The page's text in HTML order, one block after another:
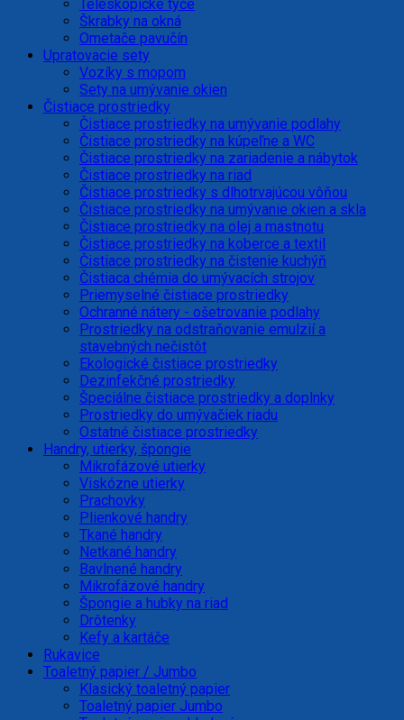
Teleskopické tyče
Škrabky na okná
Ometače pavučín
Upratovacie sety
Vozíky s mopom
Sety na umývanie okien
Čistiace prostriedky
Čistiace prostriedky na umývanie podlahy
Čistiace prostriedky na kúpeľne a WC
Čistiace prostriedky na zariadenie a nábytok
Čistiace prostriedky na riad
Čistiace prostriedky s dlhotrvajúcou vôňou
Čistiace prostriedky na umývanie okien a skla
Čistiace prostriedky na olej a mastnotu
Čistiace prostriedky na koberce a textil
Čistiace prostriedky na čistenie kuchýň
Čistiaca chémia do umývacích strojov
Priemyselné čistiace prostriedky
Ochranné nátery - ošetrovanie podlahy
Prostriedky na odstraňovanie emulzií a
stavebných nečistôt
Ekologické čistiace prostriedky
Dezinfekčné prostriedky
Špeciálne čistiace prostriedky a doplnky
Prostriedky do umývačiek riadu
Ostatné čistiace prostriedky
Handry, utierky, špongie
Mikrofázové utierky
Viskózne utierky
Prachovky
Plienkové handry
Tkané handry
Netkané handry
Bavlnené handry
Mikrofázové handry
Špongie a hubky na riad
Drôtenky
Kefy a kartáče
Rukavice
Toaletný papier / Jumbo
Klasický toaletný papier
Toaletný papier Jumbo